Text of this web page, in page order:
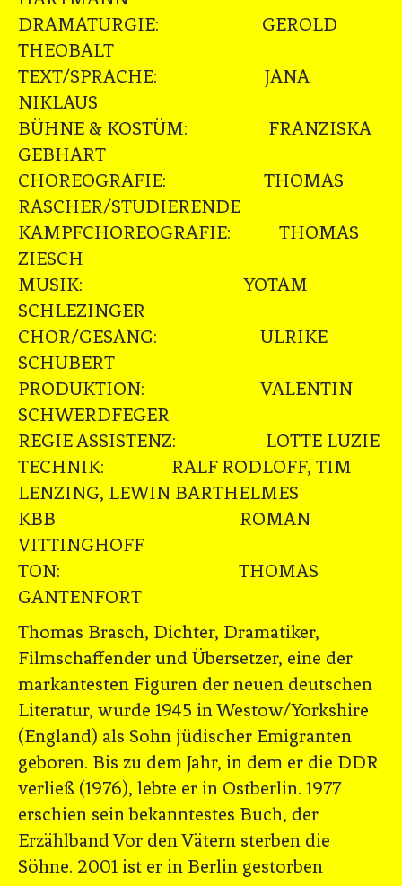
DRAMATURGIE: GEROLD
THEOBALT
TEXT/SPRACHE: JANA
NIKLAUS
BÜHNE & KOSTÜM: FRANZISKA
GEBHART
CHOREOGRAFIE: THOMAS
RASCHER/STUDIERENDE
KAMPFCHOREOGRAFIE: THOMAS
ZIESCH
MUSIK: YOTAM
SCHLEZINGER
CHOR/GESANG: ULRIKE
SCHUBERT
PRODUKTION: VALENTIN
SCHWERDFEGER
REGIE ASSISTENZ: LOTTE LUZIE
TECHNIK: RALF RODLOFF, TIM
LENZING, LEWIN BARTHELMES
KBB ROMAN
VITTINGHOFF
TON: THOMAS
GANTENFORT
Thomas Brasch, Dichter, Dramatiker,
Filmschaffender und Übersetzer, eine der
markantesten Figuren der neuen deutschen
Literatur, wurde 1945 in Westow/Yorkshire
(England) als Sohn jüdischer Emigranten
geboren. Bis zu dem Jahr, in dem er die DDR
verließ (1976), lebte er in Ostberlin. 1977
erschien sein bekanntestes Buch, der
Erzählband Vor den Vätern sterben die
Söhne. 2001 ist er in Berlin gestorben